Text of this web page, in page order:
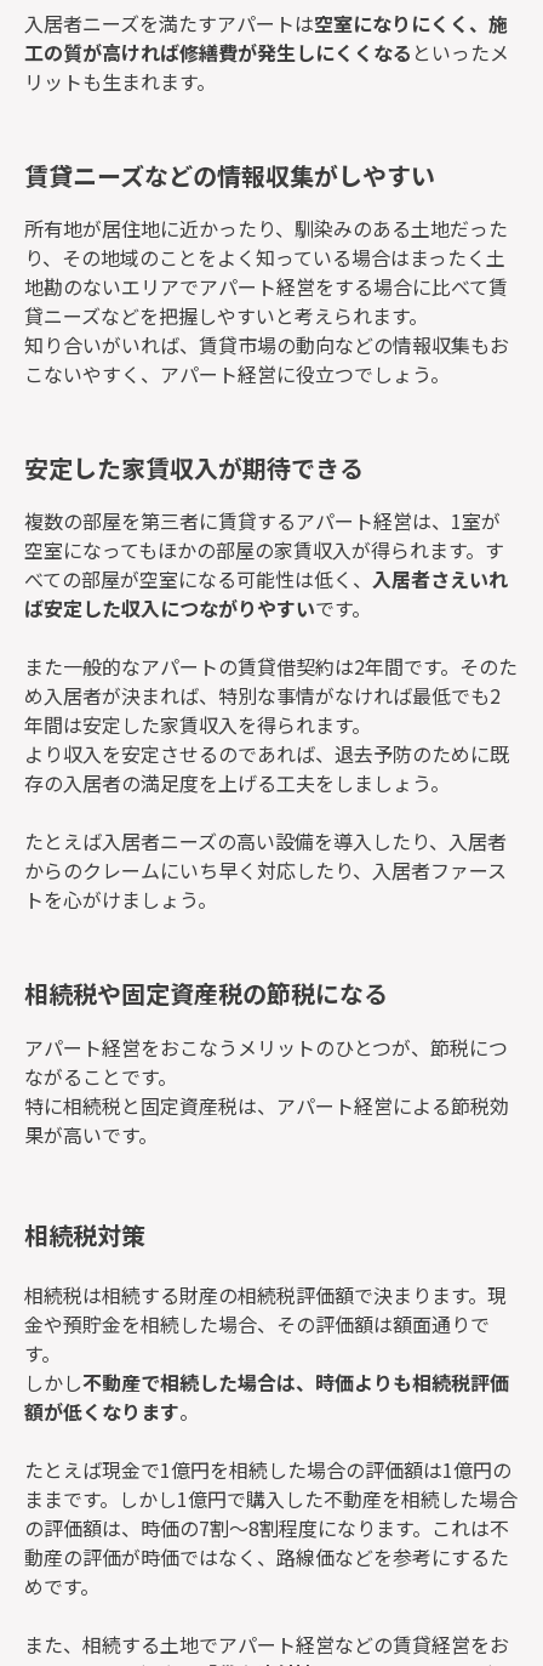
入居者ニーズを満たすアパートは空室になりにくく、施
工の質が高ければ修繕費が発生しにくくなる といったメ
リットも生まれます。
賃貸ニーズなどの情報収集がしやすい
所有地が居住地に近かったり、馴染みのある土地だった
り、その地域のことをよく知っている場合はまったく土
地勘のないエリアでアパート経営をする場合に比べて賃
貸ニーズなどを把握しやすいと考えられます。
知り合いがいれば、賃貸市場の動向などの情報収集もお
こないやすく、アパート経営に役立つでしょう。
安定した家賃収入が期待できる
複数の部屋を第三者に賃貸するアパート経営は、1室が
空室になってもほかの部屋の家賃収入が得られます。す
べての部屋が空室になる可能性は低く、 入居者さえいれ
ば安定した収入につながりやすいです。
また一般的なアパートの賃貸借契約は2年間です。そのた
め入居者が決まれば、特別な事情がなければ最低でも2
年間は安定した家賃収入を得られます。
より収入を安定させるのであれば、退去予防のために既
存の入居者の満足度を上げる工夫をしましょう。
たとえば入居者ニーズの高い設備を導入したり、入居者
からのクレームにいち早く対応したり、入居者ファース
トを心がけましょう。
相続税や固定資産税の節税になる
アパート経営をおこなうメリットのひとつが、節税につ
ながることです。
特に相続税と固定資産税は、アパート経営による節税効
果が高いです。
相続税対策
相続税は相続する財産の相続税評価額で決まります。現
金や預貯金を相続した場合、その評価額は額面通りで
す。
しかし不動産で相続した場合は、時価よりも相続税評価
額が低くなります。
たとえば現金で1億円を相続した場合の評価額は1億円の
ままです。しかし1億円で購入した不動産を相続した場合
の評価額は、時価の7割～8割程度になります。これは不
動産の評価が時価ではなく、路線価などを参考にするた
めです。
また、相続する土地でアパート経営などの賃貸経営をお